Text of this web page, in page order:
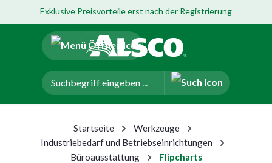
Hauptinhalt springen
Zur Navigation der B2B-Plattform springen
Exklusive Preisvorteile erst nach der Registrierung
Startseite
Werkzeuge
Industriebedarf und Betriebseinrichtungen
Büroausstattung
Flipcharts